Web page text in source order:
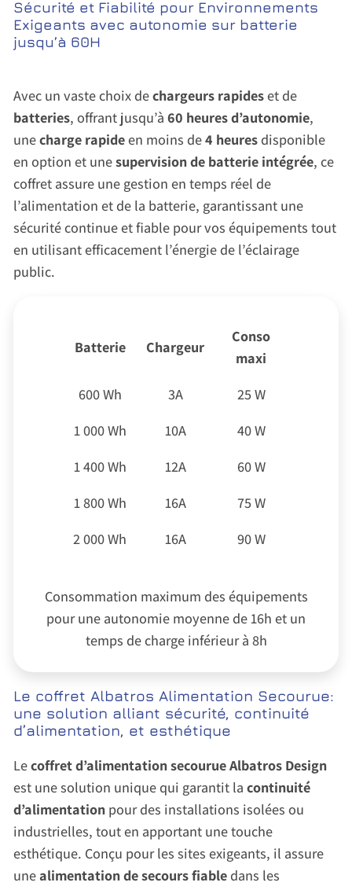
Sécurité et Fiabilité pour Environnements
Exigeants avec autonomie sur batterie
jusqu’à 60H
Avec un vaste choix dechargeurs rapideset de
batteries, offrant jusqu’à 60 heures d’autonomie,
unecharge rapideen moins de4 heuresdisponible
en option et unesupervision de batterie intégrée, ce
coffret assure une gestion en temps réel de
l’alimentation et de la batterie, garantissant une
sécurité continue et fiable pour vos équipements tout
en utilisant efficacement l’énergie de l’éclairage
public.
Batterie Chargeur
Conso
maxi
600 Wh
3A
25 W
1 000 Wh
10A
40 W
1 400 Wh
12A
60 W
1 800 Wh
16A
75 W
2 000 Wh
16A 90 W
Consommation maximum des équipements
pour une autonomie moyenne de 16h et un
temps de charge inférieur à 8h
Le coffret Albatros Alimentation Secourue:
une solution alliant sécurité, continuité
d’alimentation, et esthétique
Lecoffret d’alimentation secourue Albatros Design
est une solution unique qui garantit la continuité
d’alimentationpour des installations isolées ou
industrielles, tout en apportant une touche
esthétique. Conçu pour les sites exigeants, il assure
unealimentation de secours fiabledans les